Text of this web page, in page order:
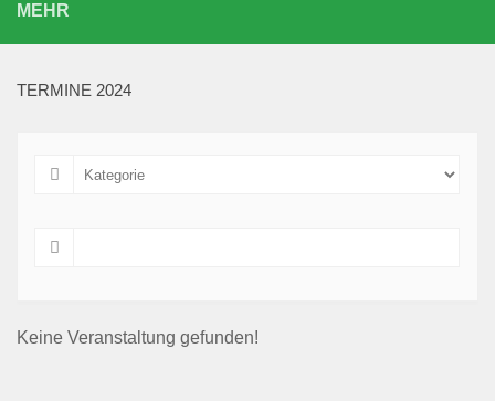
MEHR
TERMINE 2024
Keine Veranstaltung gefunden!